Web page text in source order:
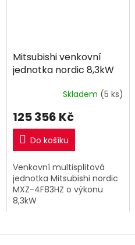
Mitsubishi venkovní
jednotka nordic 8,3kW
Skladem (5 ks)
125 356 Kč
Do košíku
Venkovní multisplitová
jednotka Mitsubishi nordic
MXZ-4F83HZ o výkonu
8,3kW